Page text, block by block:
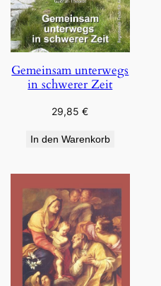
Gemeinsam unterwegs
in schwerer Zeit
29,85€
In den Warenkorb